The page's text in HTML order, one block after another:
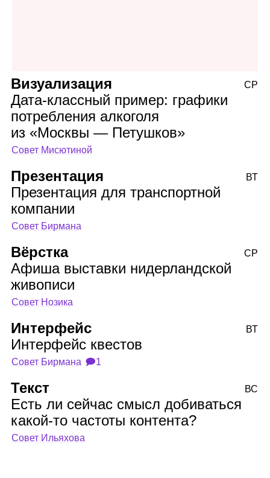
Визуализация
Дата‑классный пример: графики
потребления алкоголя
из «Москвы — Петушков»
Совет Мисютиной
СР
Презентация
Презентация для транспортной
компании
Совет Бирмана
ВТ
Вёрстка
Афиша выставки нидерландской
живописи
Совет Нозика
СР
Интерфейс
Интерфейс квестов
Совет Бирмана 🗩1
ВТ
Текст
Есть ли сейчас смысл добиваться
какой‑то частоты контента?
Совет Ильяхова
ВС